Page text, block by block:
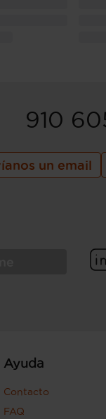
910
un email
Ayuda
Contacto
FAQ